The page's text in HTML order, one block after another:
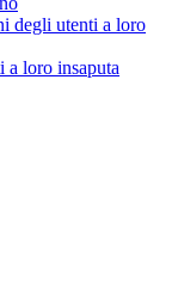
degli utenti a loro